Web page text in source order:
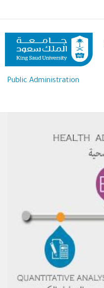
to
content
Public Administration